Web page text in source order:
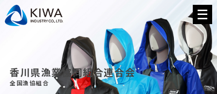
メ
ニ
ュ
ー
を
開
く
香川県漁業協同組合連合会
全国漁協組合